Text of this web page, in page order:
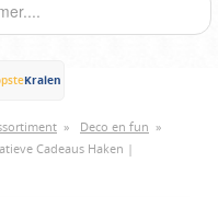
Kralen
» Deco en fun »
Cadeaus Haken |